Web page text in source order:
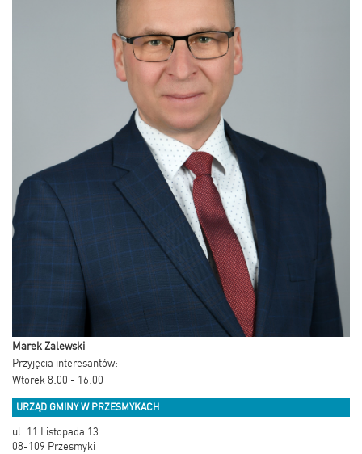
Marek Zalewski
Przyjęcia interesantów:
Wtorek 8:00 - 16:00
URZĄD GMINY W PRZESMYKACH
ul. 11 Listopada 13
08-109 Przesmyki